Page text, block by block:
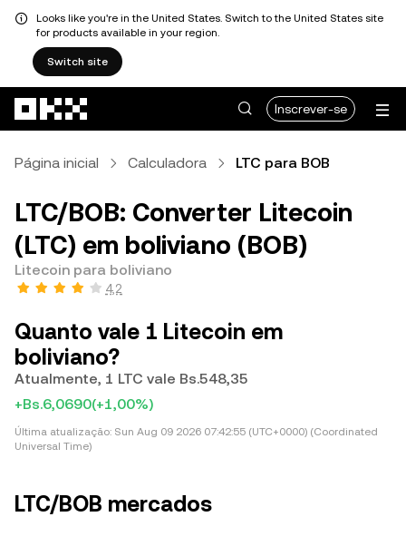
Looks like you're in the United States. Switch to the United States site
for products available in your region.
Switch site
Inscrever-se
Página inicial Calculadora LTC para BOB
LTC/BOB: Converter Litecoin
(LTC) em boliviano (BOB)
Litecoin para boliviano
4,2
Quanto vale 1 Litecoin em
boliviano?
Atualmente, 1 LTC vale Bs.548,35
+Bs.6,0690(+1,00%)
Última atualização: Sun Aug 09 2026 07:42:55 (UTC+0000) (Coordinated
Universal Time)
LTC/BOB mercados